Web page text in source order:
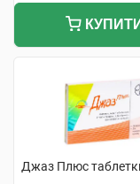
КУПИТИ
Джаз Плюс